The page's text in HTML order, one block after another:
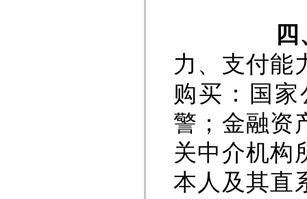
四、
力、支付能
购买：国
警；金融资
关中介机构
本人及其直